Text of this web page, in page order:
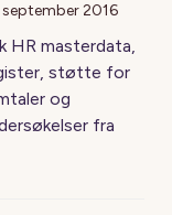
september 2016
HR masterdata,
støtte for
og
fra